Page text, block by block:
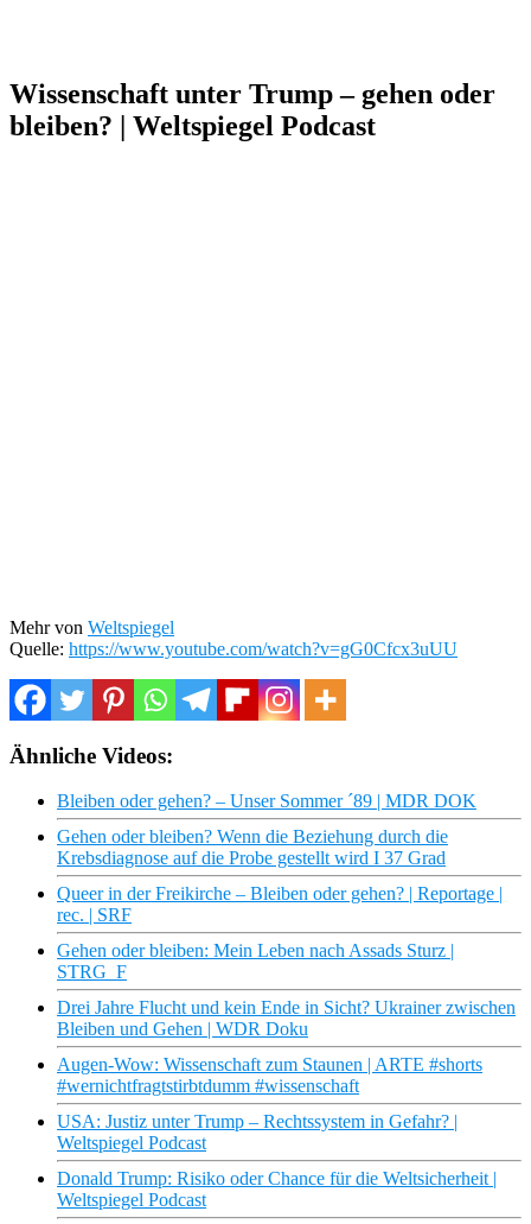
Wissenschaft unter Trump – gehen oder
bleiben? | Weltspiegel Podcast
Mehr von Weltspiegel
Quelle: https://www.youtube.com/watch?v=gG0Cfcx3uUU
Ähnliche Videos:
Bleiben oder gehen? – Unser Sommer ´89 | MDR DOK
Gehen oder bleiben? Wenn die Beziehung durch die
Krebsdiagnose auf die Probe gestellt wird I 37 Grad
Queer in der Freikirche – Bleiben oder gehen? | Reportage |
rec. | SRF
Gehen oder bleiben: Mein Leben nach Assads Sturz |
STRG_F
Drei Jahre Flucht und kein Ende in Sicht? Ukrainer zwischen
Bleiben und Gehen | WDR Doku
Augen-Wow: Wissenschaft zum Staunen | ARTE #shorts
#wernichtfragtstirbtdumm #wissenschaft
USA: Justiz unter Trump – Rechtssystem in Gefahr? |
Weltspiegel Podcast
Donald Trump: Risiko oder Chance für die Weltsicherheit |
Weltspiegel Podcast